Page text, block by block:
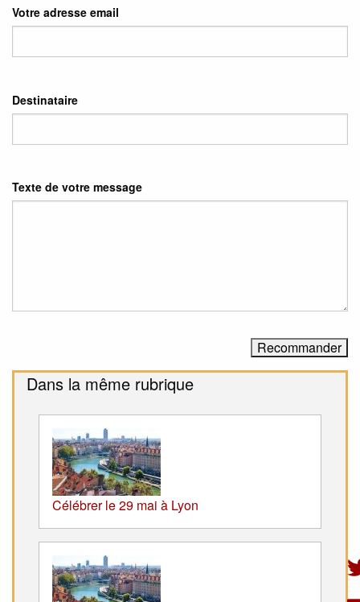
Votre adresse email
Destinataire
Texte de votre message
Dans la même rubrique
Célébrer le 29 mai à Lyon